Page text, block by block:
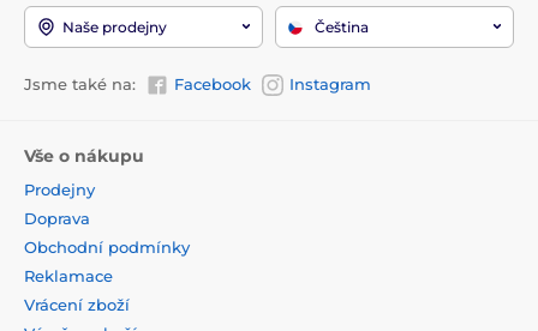
Naše prodejny Čeština
Jsme také na: Facebook Instagram
Vše o nákupu
Prodejny
Doprava
Obchodní podmínky
Reklamace
Vrácení zboží